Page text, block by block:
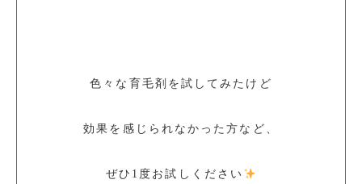
色々な育毛剤を試してみたけど
効果を感じられなかった方など、
ぜひ1度お試しください